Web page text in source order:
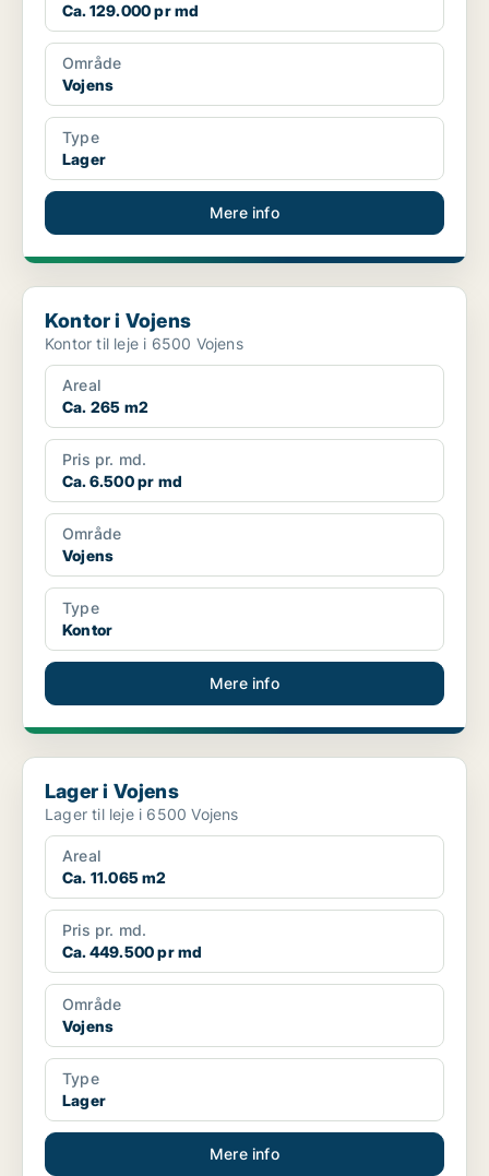
Ca. 129.000 pr md
Område
Vojens
Type
Lager
Mere info
Kontor i Vojens
Kontor i Vojens
Kontor til leje i 6500 Vojens
Areal
Ca. 265 m2
Pris pr. md.
Ca. 6.500 pr md
Område
Vojens
Type
Kontor
Mere info
Lager i Vojens
Lager i Vojens
Lager til leje i 6500 Vojens
Areal
Ca. 11.065 m2
Pris pr. md.
Ca. 449.500 pr md
Område
Vojens
Type
Lager
Mere info